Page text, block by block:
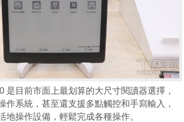
是目前市面上最划算的大尺寸閱讀器選擇，
作系統，甚至還支援多點觸控和手寫輸入，
地操作設備，輕鬆完成各種操作。